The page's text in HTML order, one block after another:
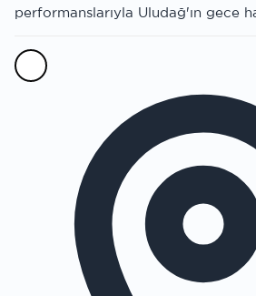
performanslarıyla Uludağ'ın gece